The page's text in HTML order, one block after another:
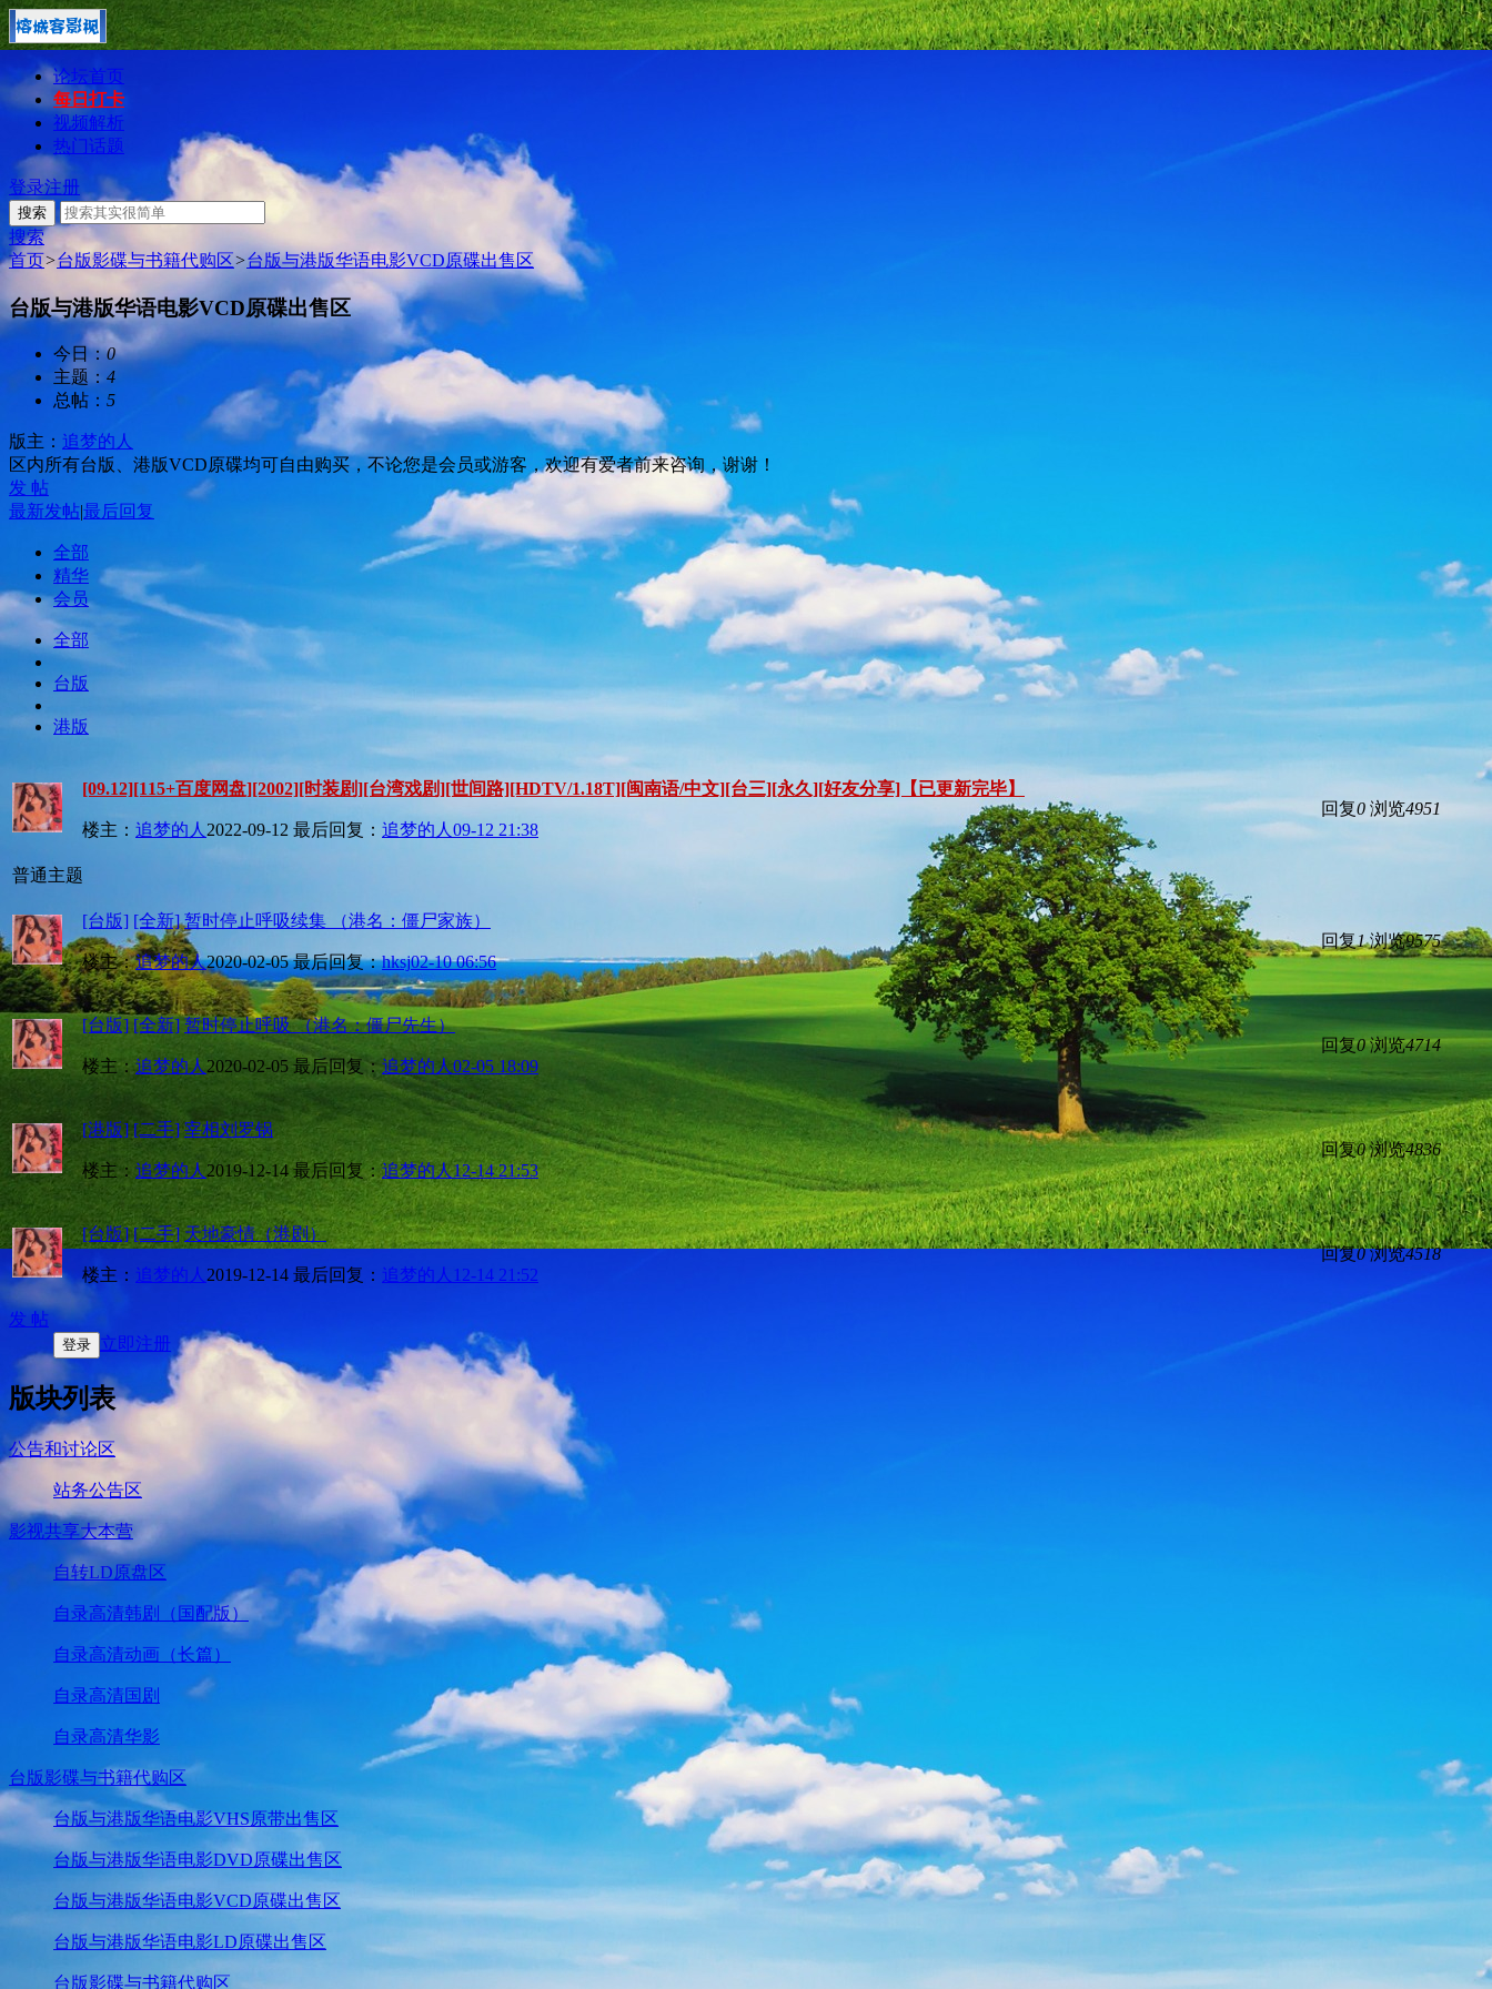
论坛首页
每日打卡
视频解析
热门话题
登录注册
搜索
搜索
首页>台版影碟与书籍代购区>台版与港版华语电影VCD原碟出售区
台版与港版华语电影VCD原碟出售区
今日：0
主题： 4
总帖： 5
版主： 追梦的人
区内所有台版、港版VCD原碟均可自由购买，不论您是会员或游客，欢迎有爱者前来咨询，谢谢！
发 帖
最新发帖|最后回复
全部
精华
会员
全部
台版
港版
[09.12][115+百度网盘][2002][时装剧][台湾戏剧][世间路][HDTV/1.18T][闽南语/中文][台三][永久][好友分享]【已更新完毕】
楼主： 追梦的人2022-09-12 最后回复： 追梦的人09-12 21:38
回复0 浏览4951
普通主题
[台版] [全新] 暂时停止呼吸续集 （港名：僵尸家族）
楼主：追梦的人2020-02-05最后回复：hksj02-10 06:56
回复1 浏览9575
[台版] [全新] 暂时停止呼吸 （港名：僵尸先生）
楼主：追梦的人2020-02-05 最后回复： 追梦的人02-05 18:09
回复0 浏览4714
[港版] [二手] 宰相刘罗锅
楼主： 追梦的人2019-12-14最后回复：追梦的人12-14 21:53
回复0 浏览4836
[台版] [二手] 天地豪情（港剧）
楼主： 追梦的人2019-12-14 最后回复： 追梦的人 12-14 21:52
回复0 浏览4518
发 帖
登录 立即注册
版块列表
公告和讨论区
站务公告区
影视共享大本营
自转LD原盘区
自录高清韩剧（国配版）
自录高清动画（长篇）
自录高清国剧
自录高清华影
台版影碟与书籍代购区
台版与港版华语电影VHS原带出售区
台版与港版华语电影DVD原碟出售区
台版与港版华语电影VCD原碟出售区
台版与港版华语电影LD原碟出售区
台版影碟与书籍代购区